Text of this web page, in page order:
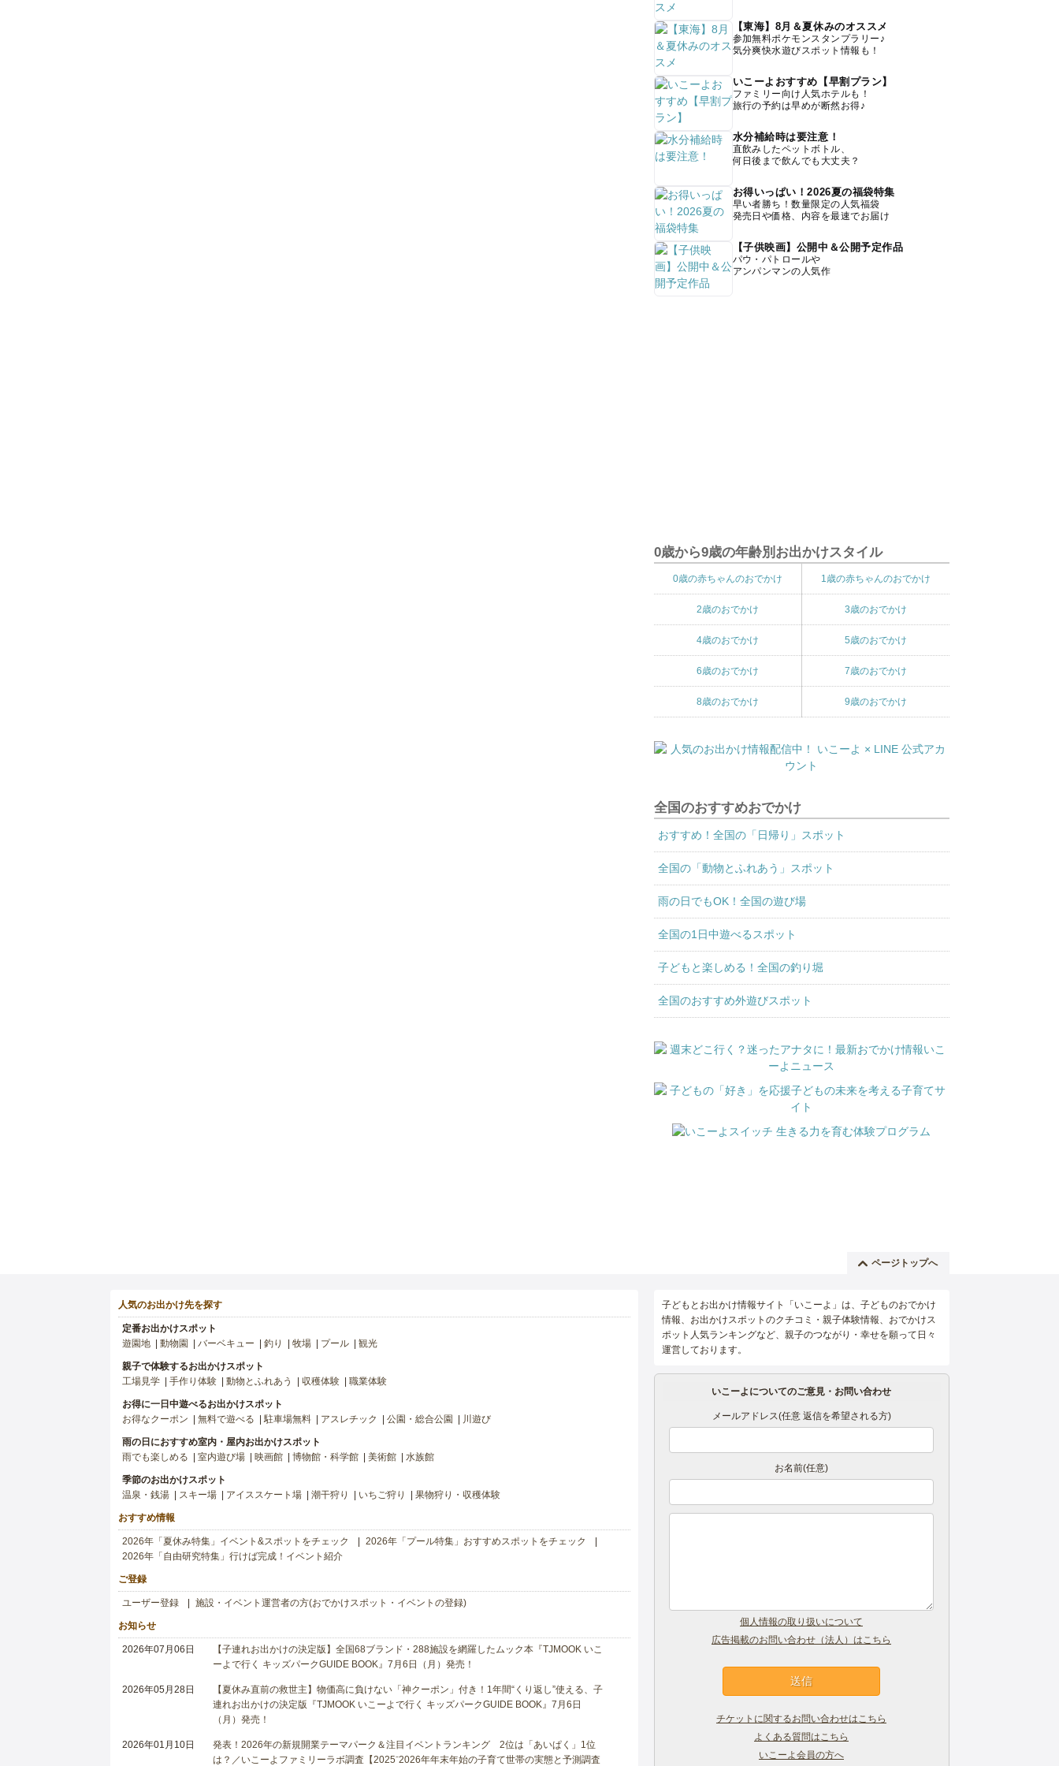
【東海】8月＆夏休みのオススメ
参加無料ポケモンスタンプラリー♪
気分爽快水遊びスポット情報も！
いこーよおすすめ【早割プラン】
ファミリー向け人気ホテルも！
旅行の予約は早めが断然お得♪
水分補給時は要注意！
直飲みしたペットボトル、
何日後まで飲んでも大丈夫？
お得いっぱい！2026夏の福袋特集
早い者勝ち！数量限定の人気福袋
発売日や価格、内容を最速でお届け
【子供映画】公開中＆公開予定作品
パウ・パトロールや
アンパンマンの人気作
0歳から9歳の年齢別お出かけスタイル
0歳の赤ちゃんのおでかけ 1歳の赤ちゃんのおでかけ
2歳のおでかけ 3歳のおでかけ
4歳のおでかけ 5歳のおでかけ
6歳のおでかけ 7歳のおでかけ
8歳のおでかけ 9歳のおでかけ
全国のおすすめおでかけ
おすすめ！全国の「日帰り」スポット
全国の「動物とふれあう」スポット
雨の日でもOK！全国の遊び場
全国の1日中遊べるスポット
子どもと楽しめる！全国の釣り堀
全国のおすすめ外遊びスポット
ページトップへ
人気のお出かけ先を探す
定番お出かけスポット
遊園地
動物園 バーベキュー 釣り 牧場 プール 観光
親子で体験するお出かけスポット
工場見学
手作り体験 動物とふれあう 収穫体験 職業体験
お得に一日中遊べるお出かけスポット
お得なクーポン
無料で遊べる 駐車場無料 アスレチック 公園・総合公園 川遊び
雨の日におすすめ室内・屋内お出かけスポット
雨でも楽しめる
室内遊び場 映画館 博物館・科学館 美術館 水族館
季節のお出かけスポット
温泉・銭湯
スキー場 アイススケート場 潮干狩り いちご狩り 果物狩り・収穫体験
おすすめ情報
2026年「夏休み特集」イベント&スポットをチェック
2026年「プール特集」おすすめスポットをチェック
2026年「自由研究特集」行けば完成！イベント紹介
ご登録
ユーザー登録 施設・イベント運営者の方(おでかけスポット・イベントの登録)
お知らせ
2026年07月06日
【子連れお出かけの決定版】全国68ブランド・288施設を網羅したムック本『TJMOOK いこ
ーよで行く キッズパークGUIDE BOOK』7月6日（月）発売！
2026年05月28日
【夏休み直前の救世主】物価高に負けない「神クーポン」付き！1年間“くり返し”使える、子
連れお出かけの決定版『TJMOOK いこーよで行く キッズパークGUIDE BOOK』7月6日
（月）発売！
2026年01月10日
発表！2026年の新規開業テーマパーク＆注目イベントランキング 2位は「あいぱく」1位
は？／いこーよファミリーラボ調査【2025⁻2026年年末年始の子育て世帯の実態と予測調査
子どもとお出かけ情報サイト「いこーよ」は、子どものおでかけ
情報、お出かけスポットのクチコミ・親子体験情報、おでかけス
ポット人気ランキングなど、親子のつながり・幸せを願って日々
運営しております。
いこーよについてのご意見・お問い合わせ
メールアドレス(任意 返信を希望される方)
お名前(任意)
個人情報の取り扱いについて
広告掲載のお問い合わせ（法人）はこちら
チケットに関するお問い合わせはこちら
よくある質問はこちら
いこーよ会員の方へ